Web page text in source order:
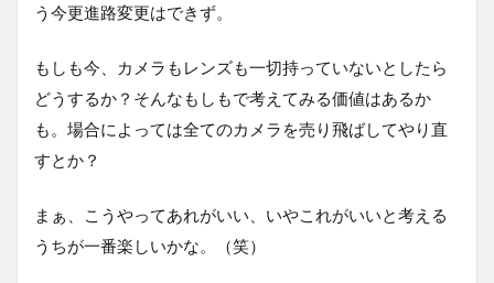
う今更進路変更はできず。
もしも今、カメラもレンズも一切持っていないとしたら
どうするか？そんなもしもで考えてみる価値はあるか
も。場合によっては全てのカメラを売り飛ばしてやり直
すとか？
まぁ、こうやってあれがいい、いやこれがいいと考える
うちが一番楽しいかな。（笑）